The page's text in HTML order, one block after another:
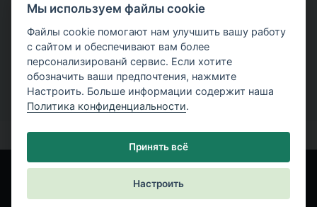
Скачайте мануалы с теоретическими и практическими
примерами использования программ.
Мы используем файлы cookie
Файлы cookie помогают нам улучшить вашу работу
с сайтом и обеспечивают вам более
персонализированй сервис. Если хотите
обозначить ваши предпочтения, нажмите
Настроить. Больше информации содержит наша
Политика конфиденциальности.
Принять всё
Настроить